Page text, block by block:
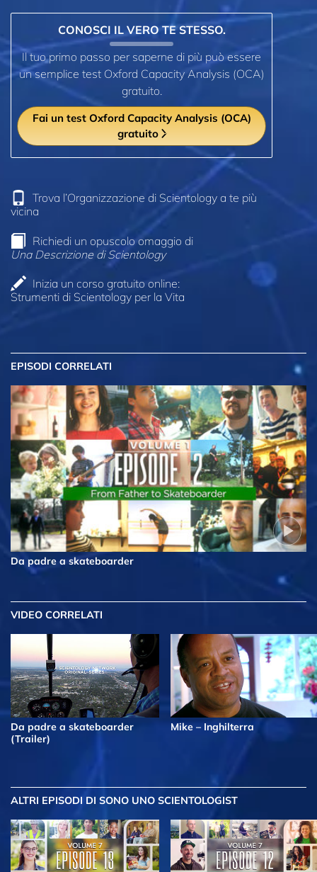
CONOSCI IL VERO TE STESSO.
Il tuo primo passo per saperne di più può essere
un semplice test Oxford Capacity Analysis (OCA)
gratuito.
Fai un test Oxford Capacity Analysis (OCA)
gratuito
Trova l’Organizzazione di Scientology a te più
vicina
Richiedi un opuscolo omaggio di
Una Descrizione di Scientology
Inizia un corso gratuito online:
Strumenti di Scientology per la Vita
EPISODI CORRELATI
Da padre a skateboarder
VIDEO CORRELATI
Da padre a skateboarder
(Trailer)
Mike – Inghilterra
ALTRI EPISODI DI SONO UNO SCIENTOLOGIST